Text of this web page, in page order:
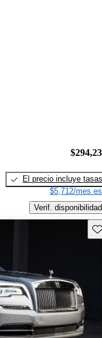
El precio incluye tasas
$5,712/mes
Verif. disponibilidad